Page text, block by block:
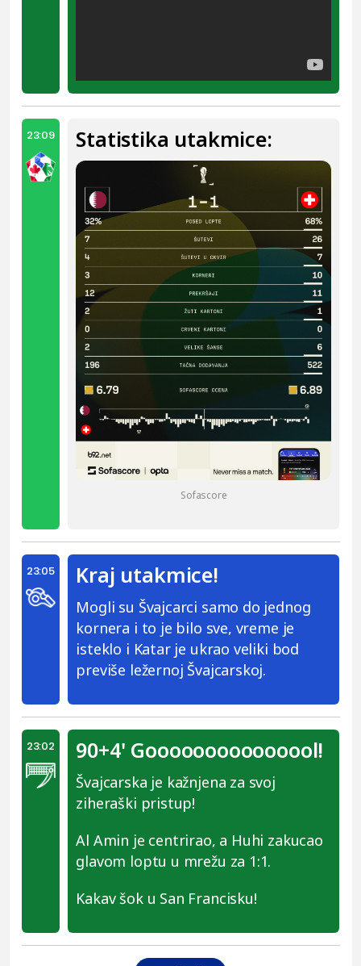
23:09 Statistika utakmice:
Sofascore
23:05 Kraj utakmice!
Mogli su Švajcarci samo do jednog
kornera i to je bilo sve, vreme je
isteklo i Katar je ukrao veliki bod
previše ležernoj Švajcarskoj.
23:02 90+4' Gooooooooooooool!
Švajcarska je kažnjena za svoj
ziheraški pristup!
Al Amin je centrirao, a Huhi zakucao
glavom loptu u mrežu za 1:1.
Kakav šok u San Francisku!